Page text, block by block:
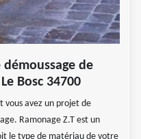
de
Bosc 34700
vous avez un projet de
Ramonage Z.T est un
le type de matériau de votre